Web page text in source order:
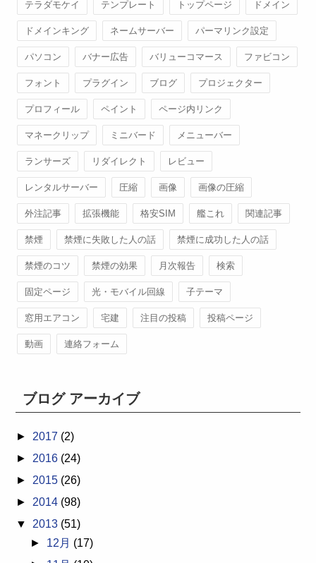
テラダモケイ テンプレート トップページ ドメイン
ドメインキング ネームサーバー パーマリンク設定
パソコン バナー広告 バリューコマース ファビコン
フォント プラグイン ブログ プロジェクター
プロフィール ペイント ページ内リンク
マネークリップ ミニバード メニューバー
ランサーズ リダイレクト レビュー
レンタルサーバー 圧縮 画像 画像の圧縮
外注記事 拡張機能 格安SIM 艦これ 関連記事
禁煙 禁煙に失敗した人の話 禁煙に成功した人の話
禁煙のコツ 禁煙の効果 月次報告 検索
固定ページ 光・モバイル回線 子テーマ
窓用エアコン 宅建 注目の投稿 投稿ページ
動画 連絡フォーム
ブログ アーカイブ
► 2017 (2)
► 2016 (24)
► 2015 (26)
► 2014 (98)
▼ 2013 (51)
► 12月 (17)